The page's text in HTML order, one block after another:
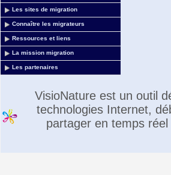
Les sites de migration
Connaître les migrateurs
Ressources et liens
La mission migration
Les partenaires
VisioNature est un outil
technologies Internet,
partager en temps